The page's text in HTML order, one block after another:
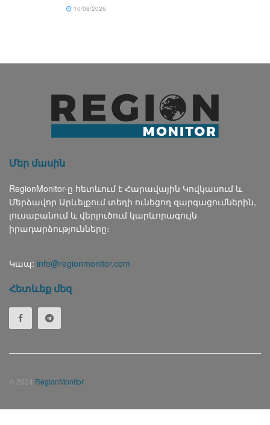
10/08/2026
Մեր մասին
RegionMonitor-ը հետևում է Հարավային Կովկասում և
Մերձավոր Արևելքում տեղի ունեցող զարգացումներին,
լուսաբանում և վերլուծում կարևորագույն
իրադարձությունները։
Կապ: info@regionmonitor.com
Հետևեք մեզ
© 2024 RegionMonitor